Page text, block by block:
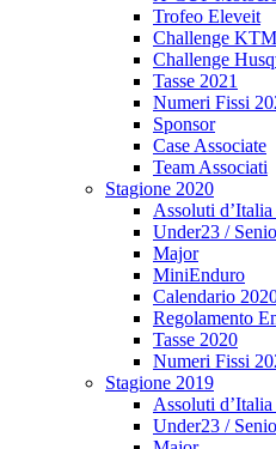
Trofeo Eleveit
Challenge
Challenge
Tasse 2021
Numeri Fissi
Sponsor
Case Associate
Team Associati
Stagione 2020
Assoluti
Under23 /
Major
MiniEnduro
Calendario
Regolamento
Tasse 2020
Numeri Fissi
Stagione 2019
Assoluti
Under23 /